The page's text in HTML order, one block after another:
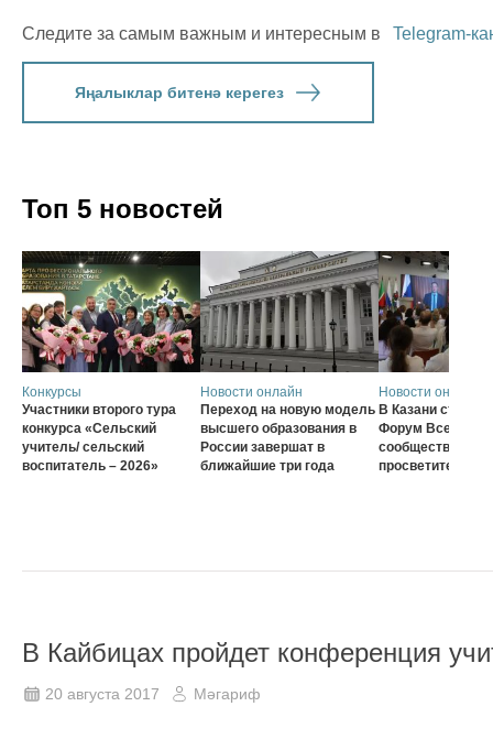
Следите за самым важным и интересным в Telegram-
Яңалыклар битенә керегез
Топ 5 новостей
Конкурсы
Участники второго тура
конкурса «Сельский
учитель/ сельский
воспитатель – 2026»
Новости онлайн
Переход на новую модель
высшего образования в
России завершат в
ближайшие три года
Новости онлайн
В Казани
Форум
сообщества
просветителей
В Кайбицах пройдет конференция
20 августа 2017 Мәгариф